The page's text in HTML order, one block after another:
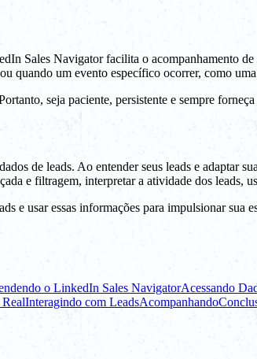
Sales Navigator facilita o acompanhamento
quando um evento específico ocorrer, como
seja paciente, persistente e sempre
de leads. Ao entender seus leads e adaptar
e filtragem, interpretar a atividade dos leads,
e usar essas informações para impulsionar sua
o LinkedIn Sales NavigatorAcessando
Interagindo com LeadsAcompanhando